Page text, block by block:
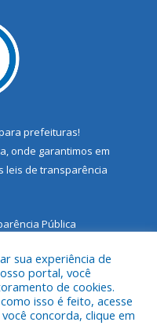
prefeituras!
onde garantimos em
leis de transparência
Pública
Municipal de Santarém
sua experiência de
portal, você
de cookies.
isso é feito, acesse
você concorda, clique em